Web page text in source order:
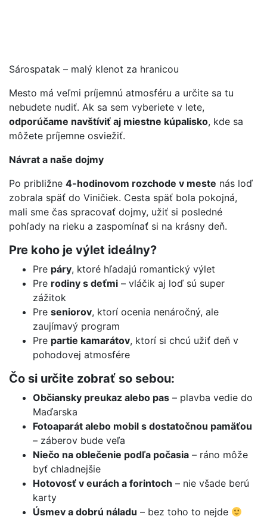
Sárospatak – malý klenot za hranicou
Mesto má veľmi príjemnú atmosféru a určite sa tu
nebudete nudiť. Ak sa sem vyberiete v lete,
odporúčame navštíviť aj miestne kúpalisko, kde sa
môžete príjemne osviežiť.
Návrat a naše dojmy
Po približne 4-hodinovom rozchode v meste nás loď
zobrala späť do Viničiek. Cesta späť bola pokojná,
mali sme čas spracovať dojmy, užiť si posledné
pohľady na rieku a zaspomínať si na krásny deň.
Pre koho je výlet ideálny?
Pre páry, ktoré hľadajú romantický výlet
Pre rodiny s deťmi – vláčik aj loď sú super
zážitok
Pre seniorov, ktorí ocenia nenáročný, ale
zaujímavý program
Pre partie kamarátov, ktorí si chcú užiť deň v
pohodovej atmosfére
Čo si určite zobrať so sebou:
Občiansky preukaz alebo pas – plavba vedie do
Maďarska
Fotoaparát alebo mobil s dostatočnou pamäťou
– záberov bude veľa
Niečo na oblečenie podľa počasia – ráno môže
byť chladnejšie
Hotovosť v eurách a forintoch – nie všade berú
karty
Úsmev a dobrú náladu – bez toho to nejde